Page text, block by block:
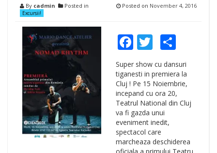
By cadmin Posted in
Excursii!
Posted on November 4, 2016
Facebook
TwitterShare
Super show cu dansuri
tiganesti in premiera la
Cluj ! Pe 15 Noiembrie,
incepand cu ora 20,
Teatrul National din Cluj
va fi gazda unui
eveniment inedit,
spectacol care
marcheaza deschiderea